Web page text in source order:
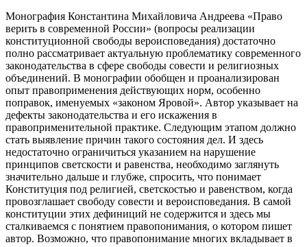
Монография Константина Михайловича Андреева «Право
верить в современной России» (вопросы реализации
конституционной свободы вероисповедания) достаточно
полно рассматривает актуальную проблематику современного
законодательства в сфере свободы совести и религиозных
объединений. В монографии обобщен и проанализирован
опыт правоприменения действующих норм, особенно
поправок, именуемых «законом Яровой». Автор указывает на
дефекты законодательства и его искажения в
правоприменительной практике. Следующим этапом должно
стать выявление причин такого состояния дел. И здесь
недостаточно ограничиться указанием на нарушение
принципов светскости и равенства, необходимо заглянуть
значительно дальше и глубже, спросить, что понимает
Конституция под религией, светскостью и равенством, когда
провозглашает свободу совести и вероисповедания. В самой
конституции этих дефиниций не содержится и здесь мы
сталкиваемся с понятием правопонимания, о котором пишет
автор. Возможно, что правопонимание многих вкладывает в